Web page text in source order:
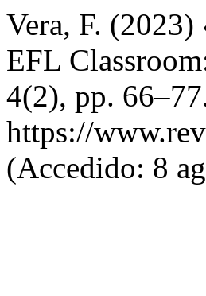
Vera, F.
EFL
4(2), pp.
https://
(Accedido: 8